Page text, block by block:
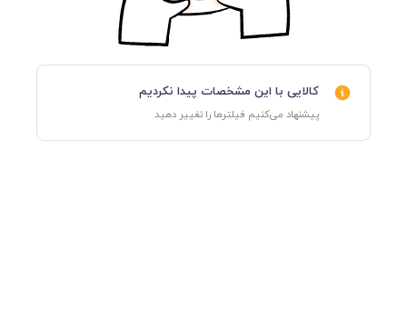
کالایی با این مشخصات پیدا نکردیم
پیشنهاد می‌کنیم فیلترها را تغییر دهید